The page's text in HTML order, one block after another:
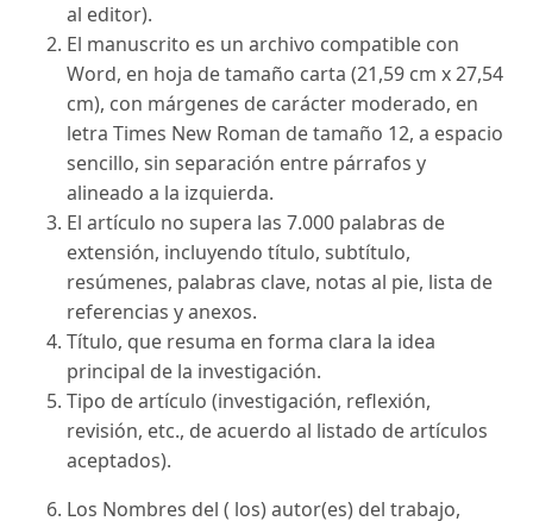
al editor).
El manuscrito es un archivo compatible con
Word, en hoja de tamaño carta (21,59 cm x 27,54
cm), con márgenes de carácter moderado, en
letra Times New Roman de tamaño 12, a espacio
sencillo, sin separación entre párrafos y
alineado a la izquierda.
El artículo no supera las 7.000 palabras de
extensión, incluyendo título, subtítulo,
resúmenes, palabras clave, notas al pie, lista de
referencias y anexos.
Título, que resuma en forma clara la idea
principal de la investigación.
Tipo de artículo (investigación, reflexión,
revisión, etc., de acuerdo al listado de artículos
aceptados).
Los Nombres del ( los) autor(es) del trabajo,